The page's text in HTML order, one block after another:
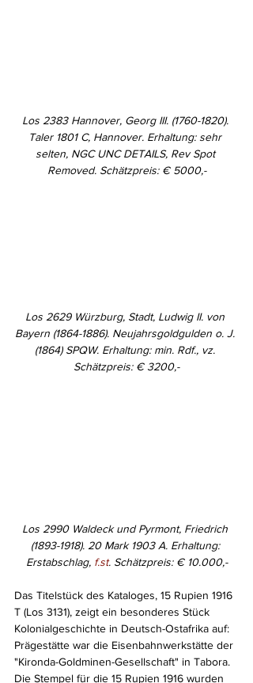
Los 2383 Hannover, Georg III. (1760-1820).
Taler 1801 C, Hannover. Erhaltung: sehr
selten, NGC UNC DETAILS, Rev Spot
Removed. Schätzpreis: € 5000,-
Los 2629 Würzburg, Stadt, Ludwig II. von
Bayern (1864-1886). Neujahrsgoldgulden o. J.
(1864) SPQW. Erhaltung: min. Rdf., vz.
Schätzpreis: € 3200,-
Los 2990 Waldeck und Pyrmont, Friedrich
(1893-1918). 20 Mark 1903 A. Erhaltung:
Erstabschlag, f.st. Schätzpreis: € 10.000,-
Das Titelstück des Kataloges, 15 Rupien 1916
T (Los 3131), zeigt ein besonderes Stück
Kolonialgeschichte in Deutsch-Ostafrika auf:
Prägestätte war die Eisenbahnwerkstätte der
"Kironda-Goldminen-Gesellschaft" in Tabora.
Die Stempel für die 15 Rupien 1916 wurden